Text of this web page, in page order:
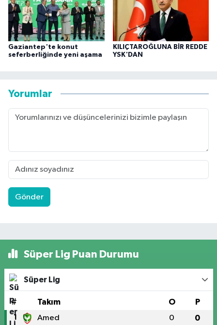
Gaziantep'te konut
seferberliğinde yeni aşama
KILIÇTAROĞLUNA BİR REDDE
YSK'DAN
Yorumlar
Gönder
Süper Lig Puan Durumu
Süper Lig
# Takım O P
1 Amed 0 0